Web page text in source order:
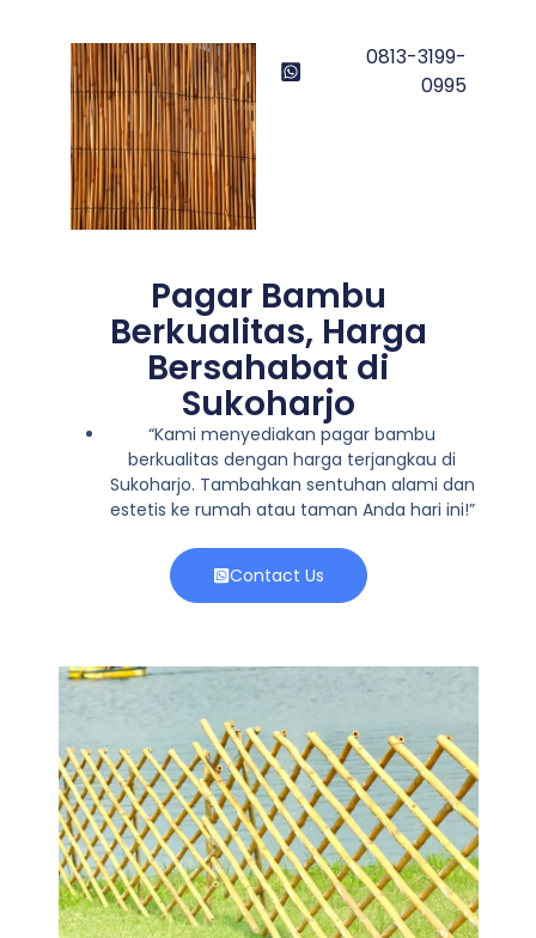
0813-3199-
0995
Pagar Bambu
Berkualitas, Harga
Bersahabat di
Sukoharjo
“Kami menyediakan pagar bambu
berkualitas dengan harga terjangkau di
Sukoharjo. Tambahkan sentuhan alami dan
estetis ke rumah atau taman Anda hari ini!”
Contact Us